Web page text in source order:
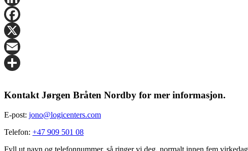
LinkedIn
Facebook
X
Email
Kontakt Jørgen Bråten Nordby for mer informasjon.
E-post: jono@logicenters.com
Telefon: +47 909 501 08
Fyll ut navn og telefonnummer, så ringer vi deg, normalt innen fem